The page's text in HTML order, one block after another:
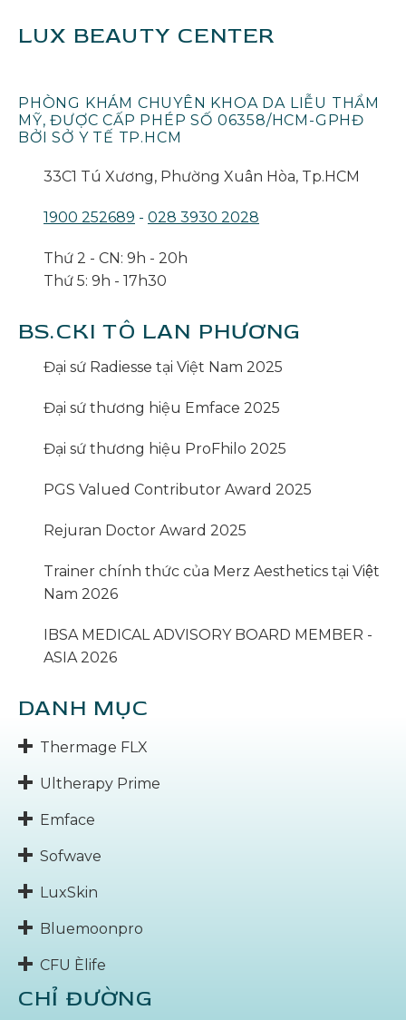
LUX BEAUTY CENTER
PHÒNG KHÁM CHUYÊN KHOA DA LIỄU THẨM
MỸ, ĐƯỢC CẤP PHÉP SỐ 06358/HCM-GPHĐ
BỞI SỞ Y TẾ TP.HCM
33C1 Tú Xương, Phường Xuân Hòa, Tp.HCM
1900 252689 - 028 3930 2028
Thứ 2 - CN: 9h - 20h
Thứ 5: 9h - 17h30
BS.CKI TÔ LAN PHƯƠNG
Đại sứ Radiesse tại Việt Nam 2025
Đại sứ thương hiệu Emface 2025
Đại sứ thương hiệu ProFhilo 2025
PGS Valued Contributor Award 2025
Rejuran Doctor Award 2025
Trainer chính thức của Merz Aesthetics tại Việt
Nam 2026
IBSA MEDICAL ADVISORY BOARD MEMBER -
ASIA 2026
DANH MỤC
Thermage FLX
Ultherapy Prime
Emface
Sofwave
LuxSkin
Bluemoonpro
CFU Èlife
CHỈ ĐƯỜNG